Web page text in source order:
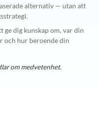
alternativ — utan att
dig kunskap om, var din
och hur beroende din
om medvetenhet.